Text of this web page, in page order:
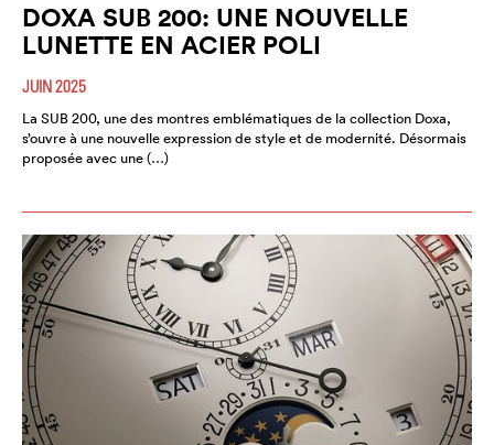
DOXA SUB 200: UNE NOUVELLE
LUNETTE EN ACIER POLI
JUIN 2025
La SUB 200, une des montres emblématiques de la collection Doxa,
s’ouvre à une nouvelle expression de style et de modernité. Désormais
proposée avec une (…)